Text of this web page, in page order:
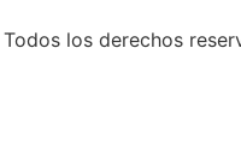
Todos los derechos